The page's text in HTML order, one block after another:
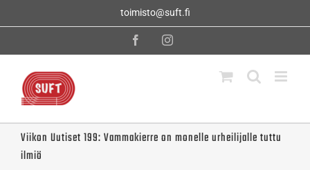
toimisto@suft.fi
FacebookInstagram
Viikon Uutiset 199: Vammakierre on monelle urheilijalle tuttu
ilmiö